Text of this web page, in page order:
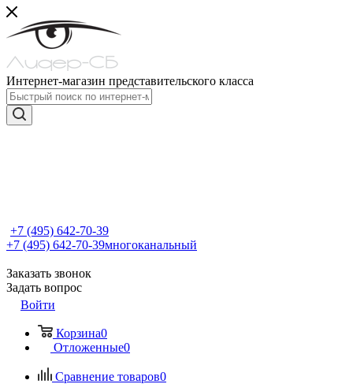
Интернет-магазин представительского класса
+7 (495) 642-70-39
+7 (495) 642-70-39многоканальный
Заказать звонок
Задать вопрос
Войти
Корзина0
Отложенные0
Сравнение товаров0